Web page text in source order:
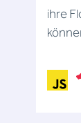
ihre